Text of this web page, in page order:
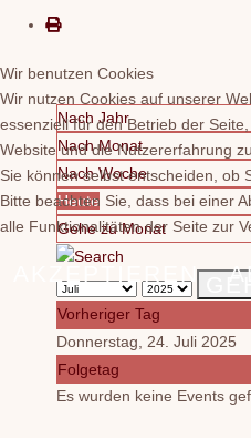
Nach Jahr
Nach Monat
Nach Woche
Heute
Gehe zu Monat
Vorheriger Tag
Donnerstag, 24. Juli 2025
Folgetag
Es wurden keine Events
Wir benutzen Cookies
Wir nutzen Cookies auf unserer
essenziell für den Betrieb der
Website und die Nutzererfahrung
Sie können selbst entscheiden, ob
Bitte beachten Sie, dass bei einer
alle Funktionalitäten der Seite zur
AKZEPTIEREN